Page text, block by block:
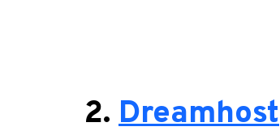
2. Dreamhost